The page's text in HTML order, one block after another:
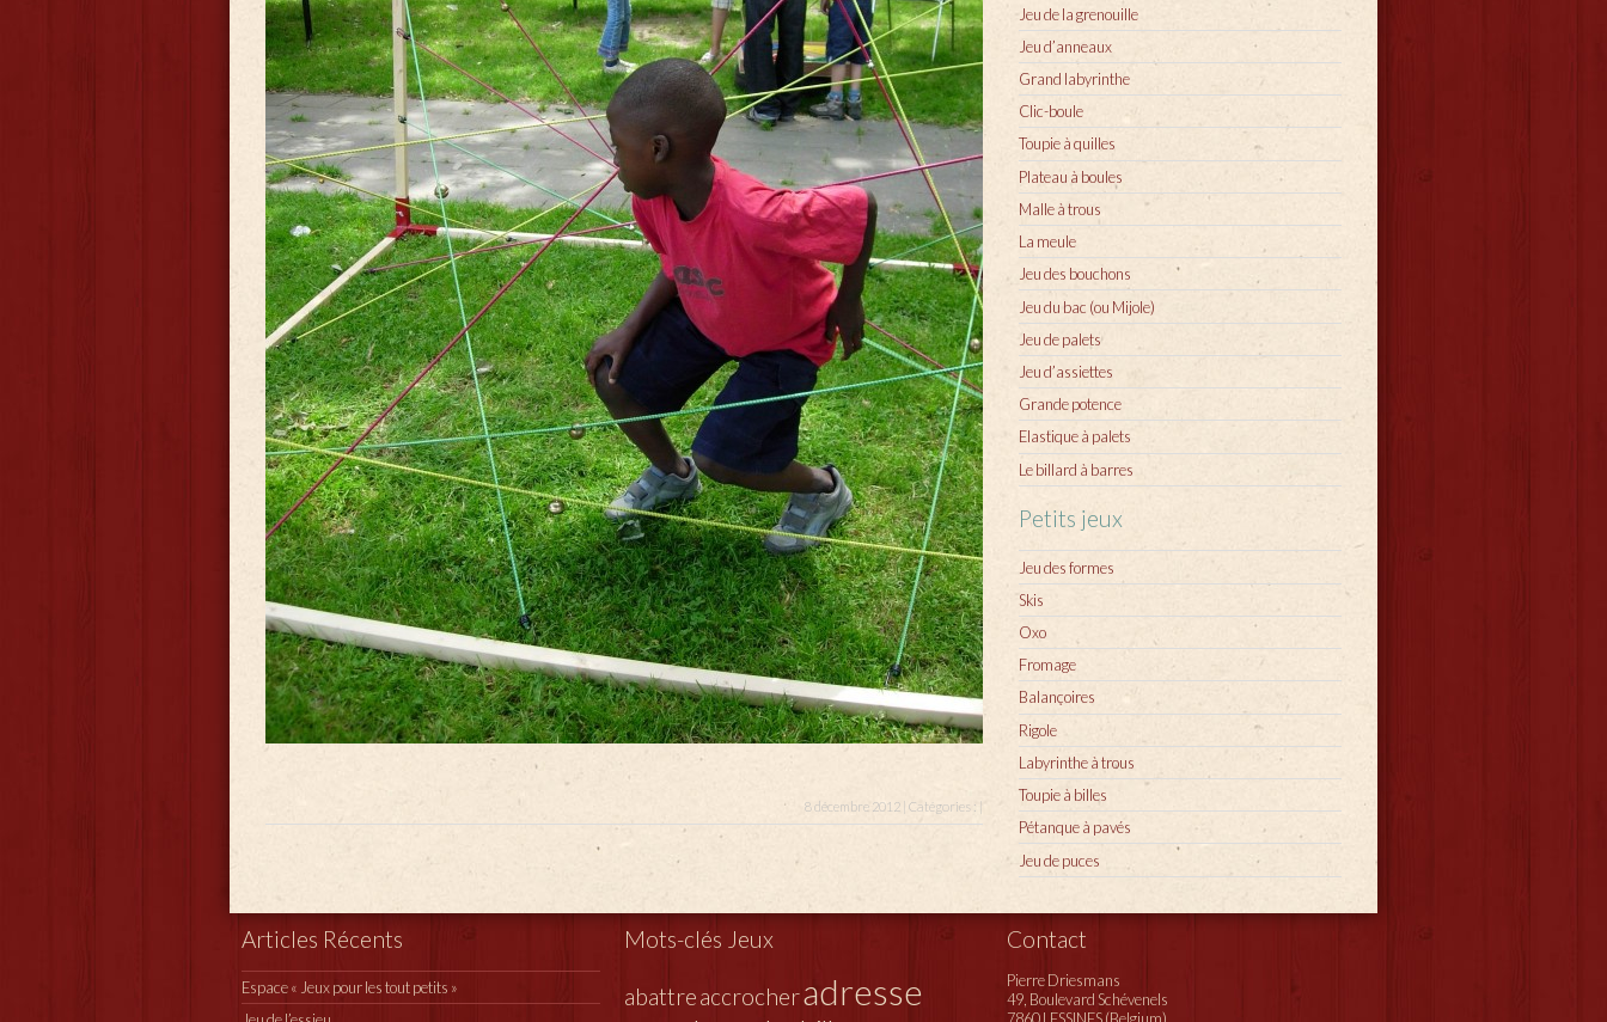
8 décembre 2012 | Catégories : |
Jeu de la grenouille
Jeu d’anneaux
Grand labyrinthe
Clic-boule
Toupie à quilles
Plateau à boules
Malle à trous
La meule
Jeu des bouchons
Jeu du bac (ou Mijole)
Jeu de palets
Jeu d’assiettes
Grande potence
Elastique à palets
Le billard à barres
Petits jeux
Jeu des formes
Skis
Oxo
Fromage
Balançoires
Rigole
Labyrinthe à trous
Toupie à billes
Pétanque à pavés
Jeu de puces
Articles Récents
Espace « Jeux pour les tout petits »
Mots-clés Jeux
abattreaccrocheradresse
Contact
Pierre Driesmans
49, Boulevard Schévenels